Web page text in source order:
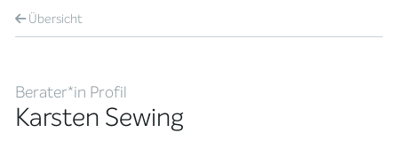
Übersicht
Berater*in Profil
Karsten Sewing